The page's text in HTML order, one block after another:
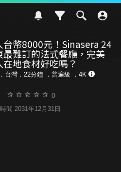
台幣8000元！Sinasera 24
最難訂的法式餐廳，完美
在地食材好吃嗎？
台灣．22分鐘 ． 普遍級 ．4K
0
間 2031年12月31日